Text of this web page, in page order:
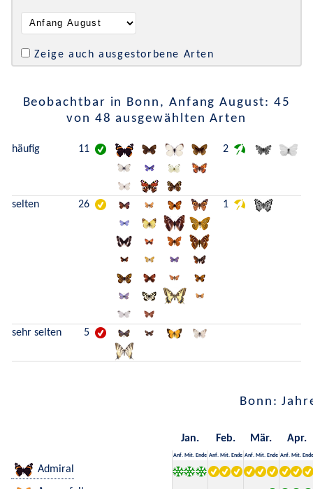
Zeige auch ausgestorbene Arten
Beobachtbar in Bonn, Anfang August: 45
von 48 ausgewählten Arten
häufig 11 2
selten 26 1
sehr selten 5
Bonn:
Jan. Feb. Mär. Apr.
Anf. Mit. Ende Anf. Mit. Ende Anf. Mit. Ende Anf. Mit. Ende
Admiral